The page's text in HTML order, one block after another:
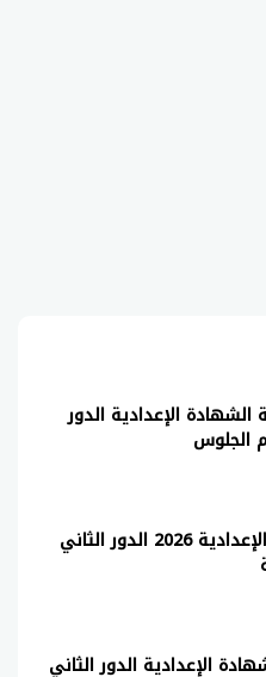
الإعدادية الدور
نتيجة الشهادة الإعدادية 2026 الدور الثاني
الإعدادية الدور الثاني